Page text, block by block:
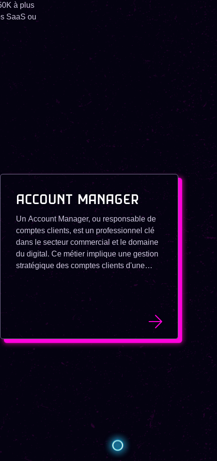
à plus
SaaS ou
ACCOUNT MANAGER
Un Account Manager, ou responsable de
comptes clients, est un professionnel clé
dans le secteur commercial et le domaine
du digital. Ce métier implique une gestion
stratégique des comptes clients d'une
entreprise pour optimiser les ventes et
renforcer la relation client. Le rôle de
l'Account Manager va au-delà de la simple
vente ; il s'agit de comprendre en
profondeur les besoins des clients et
d'offrir des solutions adaptées, en
collaboration avec les équipes de
marketing et de vente. Le rôle d’un
Account Manager est de gérer un
portefeuille de comptes clients. À partir de
la signature d’un contrat initié par un
Account Executive ou Business
Developer, il est responsable de la relation
client et de la gestion commerciale d’un
compte.